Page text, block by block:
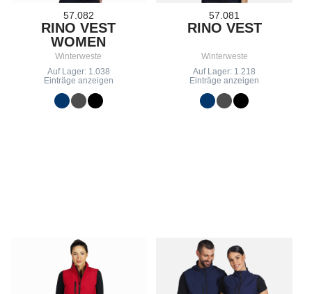
57.082
RINO VEST
WOMEN
Winterweste
Auf Lager: 1.038
Einträge anzeigen
57.081
RINO VEST
Winterweste
Auf Lager: 1.218
Einträge anzeigen